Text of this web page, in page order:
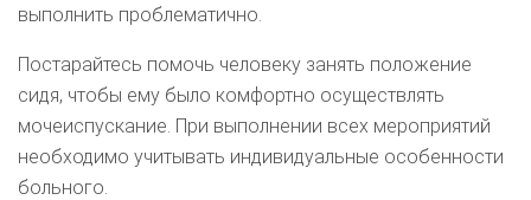
выполнить проблематично.
Постарайтесь помочь человеку занять положение
сидя, чтобы ему было комфортно осуществлять
мочеиспускание. При выполнении всех мероприятий
необходимо учитывать индивидуальные особенности
больного.